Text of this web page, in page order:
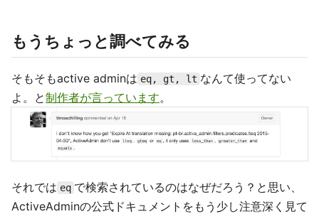
もうちょっと調べてみる
そもそもactive adminは eq, gt, lt なんて使ってない
よ。と制作者が言っています。
それでは eq で検索されているのはなぜだろう？と思い、
ActiveAdminの公式ドキュメントをもう少し注意深く見て